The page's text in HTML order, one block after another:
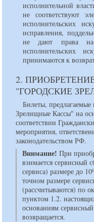
исполнительной
не соответствуют
исполнительских
исправления,
не дают права на
исполнительских
принимаются к
2.
"ГОРОДСКИЕ
Билеты,
Зрелищные Кассы" на
соответствии
мероприятия,
законодательством РФ.
Внимание! При
взимается сервисный
сервиса) размере до
точном размере
(рассчитываются) по
пунктом 1.2.
основаниям
возвращается.